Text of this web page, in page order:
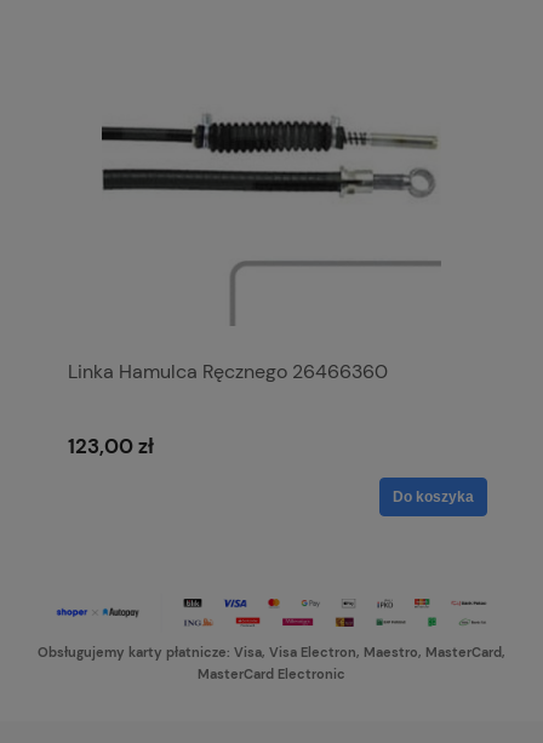
Linka Hamulca Ręcznego 26466360
123,00 zł
Do koszyka
Obsługujemy karty płatnicze: Visa, Visa Electron, Maestro, MasterCard,
MasterCard Electronic